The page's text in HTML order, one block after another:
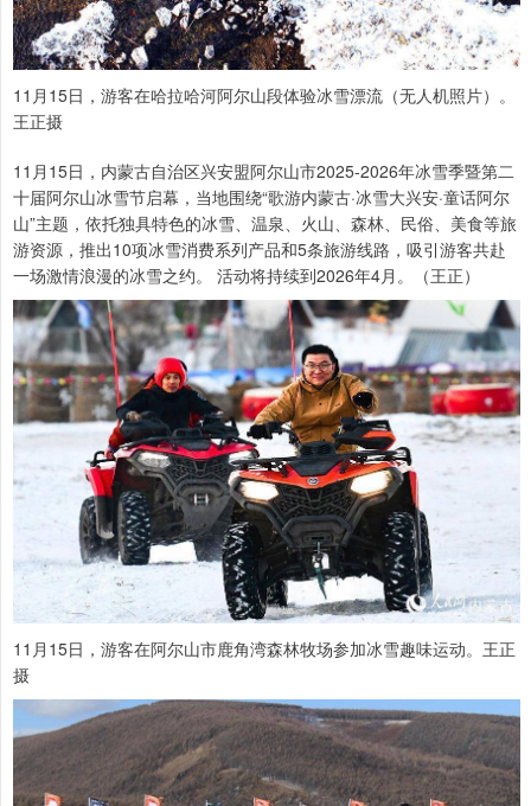
11月15日，游客在哈拉哈河阿尔山段体验冰雪漂流（无人机照片）。
王正摄
11月15日，内蒙古自治区兴安盟阿尔山市2025-2026年冰雪季暨第二
十届阿尔山冰雪节启幕，当地围绕“歌游内蒙古·冰雪大兴安·童话阿尔
山”主题，依托独具特色的冰雪、温泉、火山、森林、民俗、美食等旅
游资源，推出10项冰雪消费系列产品和5条旅游线路，吸引游客共赴
一场激情浪漫的冰雪之约。 活动将持续到2026年4月。（王正）
11月15日，游客在阿尔山市鹿角湾森林牧场参加冰雪趣味运动。王正
摄